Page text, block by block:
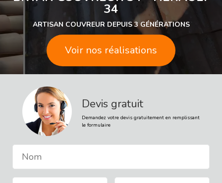
Voir nos réalisations
Devis gratuit
Demandez votre devis gratuitement en remplissant
le formulaire